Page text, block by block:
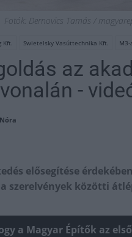
Fotók: Dernovics Tamás /
Kft. Swietelsky Vasúttechnika Kft.
az
-
elősegítése
szerelvények közötti
a Magyar Építők az